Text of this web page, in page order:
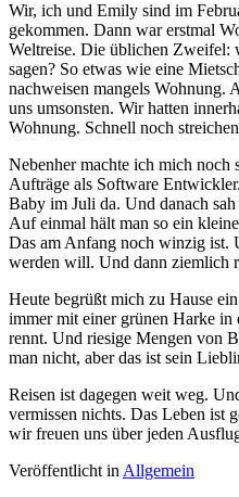
Wir, ich und Emily sind im
gekommen. Dann war erstmal
Weltreise. Die üblichen Zweifel:
sagen? So etwas wie eine
nachweisen mangels Wohnung.
uns umsonsten. Wir hatten
Wohnung. Schnell noch
Nebenher machte ich mich noch
Aufträge als Software
Baby im Juli da. Und danach
Auf einmal hält man so ein
Das am Anfang noch winzig ist.
werden will. Und dann ziemlich
Heute begrüßt mich zu Hause
immer mit einer grünen Harke
rennt. Und riesige Mengen von
man nicht, aber das ist sein
Reisen ist dagegen weit weg.
vermissen nichts. Das Leben ist
wir freuen uns über jeden
Veröffentlicht inAllgemein